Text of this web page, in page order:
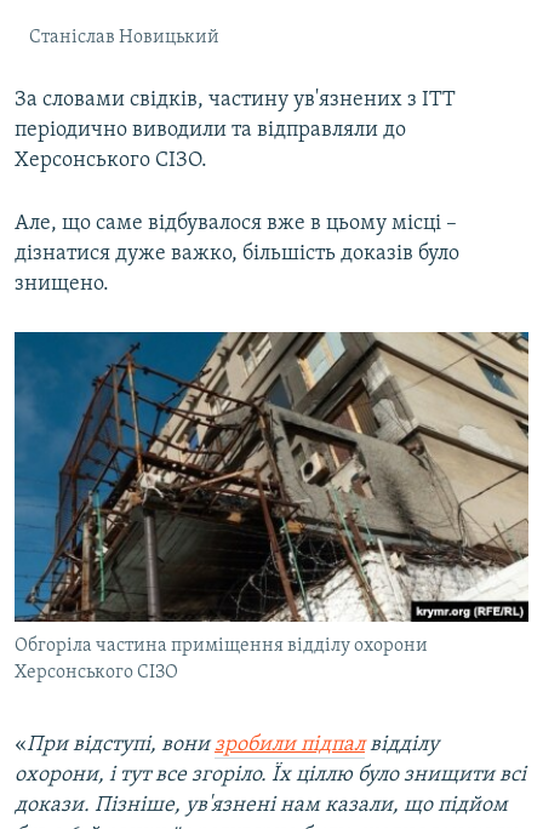
Станіслав Новицький
За словами свідків, частину ув'язнених з ІТТ
періодично виводили та відправляли до
Херсонського СІЗО.
Але, що саме відбувалося вже в цьому місці –
дізнатися дуже важко, більшість доказів було
знищено.
Обгоріла частина приміщення відділу охорони
Херсонського СІЗО
«При відступі, вонизробили підпалвідділу
охорони, і тут все згоріло. Їх ціллю було знищити всі
докази. Пізніше, ув'язнені нам казали, що підйом